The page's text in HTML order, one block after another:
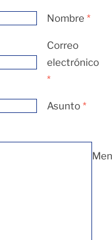
Nombre *
Correo
electrónico
*
Asunto *